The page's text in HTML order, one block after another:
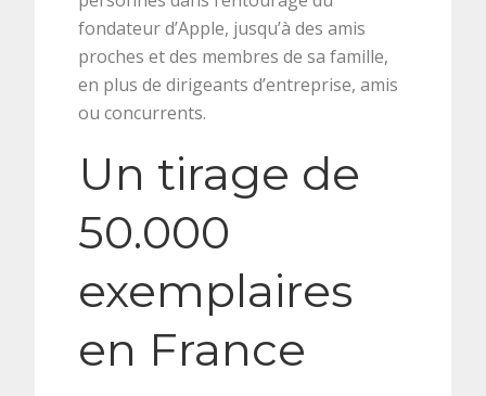
fondateur d’Apple, jusqu’à des amis
proches et des membres de sa famille,
en plus de dirigeants d’entreprise, amis
ou concurrents.
Un tirage de
50.000
exemplaires
en France